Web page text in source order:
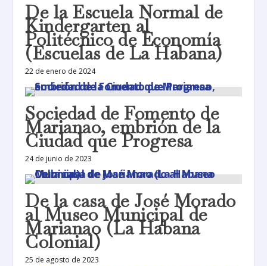
De la Escuela Normal de
Kindergarten al
Politécnico de Economía
(Escuelas de La Habana)
22 de enero de 2024
Sociedad de Fomento de
Marianao, embrión de la
Ciudad que Progresa
24 de junio de 2023
De la casa de José Morado
al Museo Municipal de
Marianao (La Habana
Colonial)
25 de agosto de 2023